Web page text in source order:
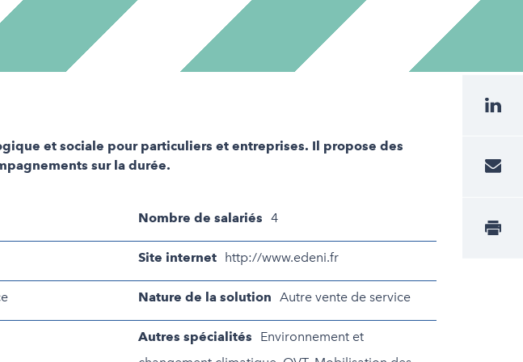
et sociale pour particuliers et entreprises. Il propose des
sur la durée.
Nombre de salariés 4
Site internet http://www.edeni.fr
Nature de la solution Autre vente de service
Autres spécialités
Environnement et